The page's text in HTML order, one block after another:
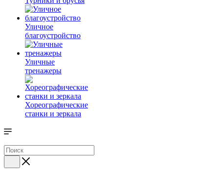
Уличное
благоустройство
Уличные
тренажеры
Хореографические
станки и зеркала